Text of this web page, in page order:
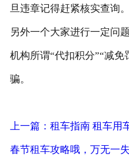
旦违章记得赶紧核实查询。
另外一个大家进行一定问
机构所谓“代扣积分”“减
骗。
上一篇：租车指南 租车用
春节租车攻略哦，万无一失